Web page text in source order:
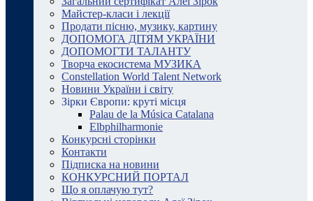
Майстер-класи і лекції
Продати пісню, музику, картину
ДОПОМОГА ДІТЯМ УКРАЇНИ
ДОПОМОГТИ ТАЛАНТУ
Творча екосистема МУЗИКА
Constellation World Talent Network
Новини України і світу
Зірки Європи: круті місця
Palau de la Música Catalana
Elbphilharmonie
Конкурсні сторінки
Контакти
Підписка на новини
КОНКУРСНИЙ ПОРТАЛ
Що я оплачую тут?